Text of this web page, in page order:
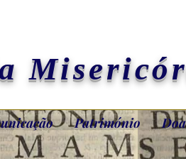
Património